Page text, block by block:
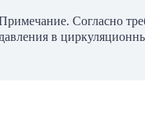
Согласно
в